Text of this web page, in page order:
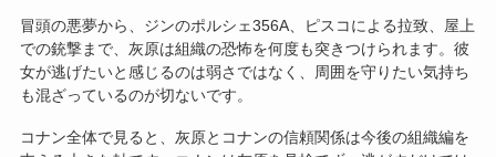
冒頭の悪夢から、ジンのポルシェ356A、ピスコによる拉致、屋上
での銃撃まで、灰原は組織の恐怖を何度も突きつけられます。彼
女が逃げたいと感じるのは弱さではなく、周囲を守りたい気持ち
も混ざっているのが切ないです。
コナン全体で見ると、灰原とコナンの信頼関係は今後の組織編を